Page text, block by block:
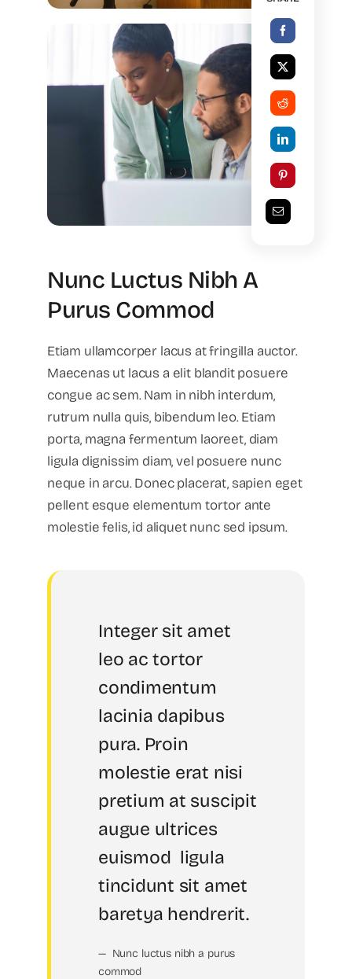
Nunc Luctus Nibh A
Purus Commod
Etiam ullamcorper lacus at fringilla auctor.
Maecenas ut lacus a elit blandit posuere
congue ac sem. Nam in nibh interdum,
rutrum nulla quis, bibendum leo. Etiam
porta, magna fermentum laoreet, diam
ligula dignissim diam, vel posuere nunc
neque in arcu. Donec placerat, sapien eget
pellent esque elementum tortor ante
molestie felis, id aliquet nunc sed ipsum.
Integer sit amet
leo ac tortor
condimentum
lacinia dapibus
pura. Proin
molestie erat nisi
pretium at suscipit
augue ultrices
euismod ligula
tincidunt sit amet
baretya hendrerit.
— Nunc luctus nibh a purus
commod